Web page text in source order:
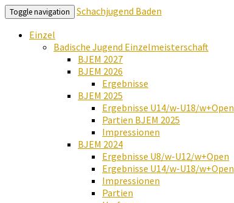
Toggle navigation
Schachjugend Baden
Einzel
Badische Jugend Einzelmeisterschaft
BJEM 2027
BJEM 2026
Ergebnisse
BJEM 2025
Ergebnisse U14/w-U18/w+Open
Partien BJEM 2025
Impressionen
BJEM 2024
Ergebnisse U8/w-U12/w+Open
Ergebnisse U14/w-U18/w+Open
Impressionen
Partien